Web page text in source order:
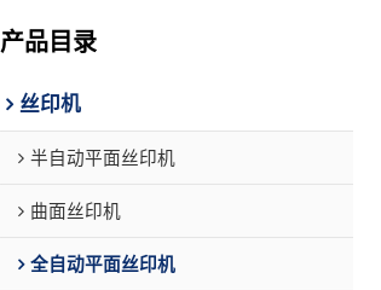
产品目录
丝印机
半自动平面丝印机
曲面丝印机
全自动平面丝印机